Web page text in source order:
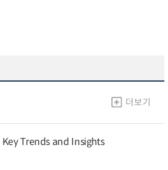
더보기
Trends and Insights